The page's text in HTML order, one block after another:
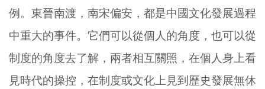
例。東晉南渡，南宋偏安，都是中國文化發展過程
中重大的事件。它們可以從個人的角度，也可以從
制度的角度去了解，兩者相互關照，在個人身上看
見時代的操控，在制度或文化上見到歷史發展無休